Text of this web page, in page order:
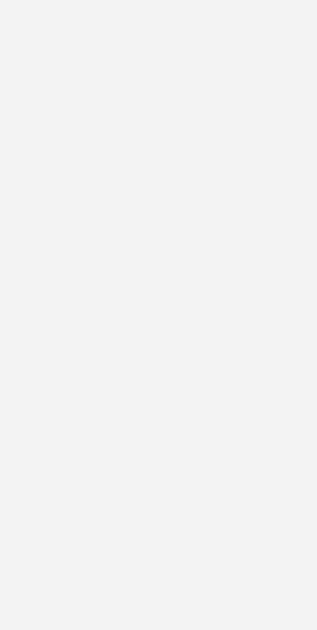
schon länger die Auffassung, dass die
im Energiecharta-Vertrag zwischen
EU-Recht verstoße. Es bleibt daher
Schiedsgerichte und
EuGH-Entscheidung für
nach dem Energiecharta-
und Partner bei der Kanzlei
spezialisiert.